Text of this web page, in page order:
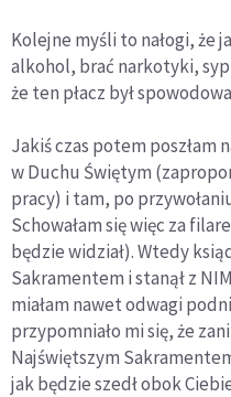
Kolejne myśli to nałogi, że
alkohol, brać narkotyki,
że ten płacz był
Jakiś czas potem poszłam
w Duchu Świętym
pracy) i tam, po
Schowałam się więc za
będzie widział). Wtedy
Sakramentem i stanął z
miałam nawet odwagi
przypomniało mi się, że
Najświętszym
jak będzie szedł obok